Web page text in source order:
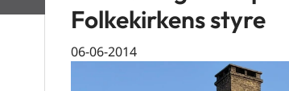
Folkekirkens styre
06-06-2014